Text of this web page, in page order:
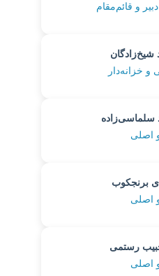
و قائم‌مقام
خزانه‌دار
برنجکوب
رستمی